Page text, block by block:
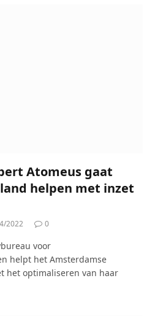
Atomeus gaat
helpen met inzet
2022 0
voor
helpt het Amsterdamse
het optimaliseren van haar